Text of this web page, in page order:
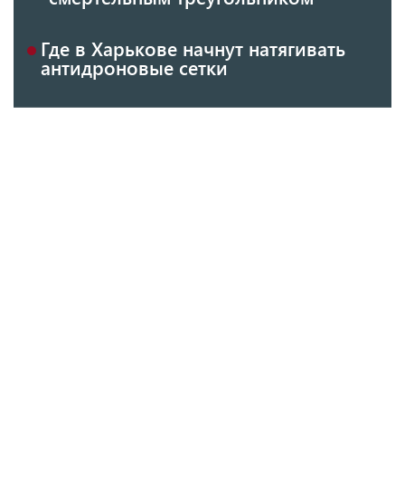
Где в Харькове начнут натягивать
антидроновые сетки